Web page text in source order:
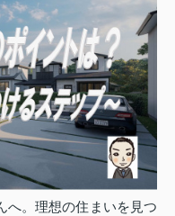
へ。理想の住まいを見つ